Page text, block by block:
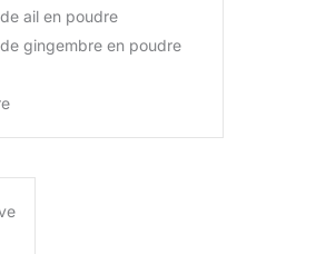
de ail en poudre
de gingembre en poudre